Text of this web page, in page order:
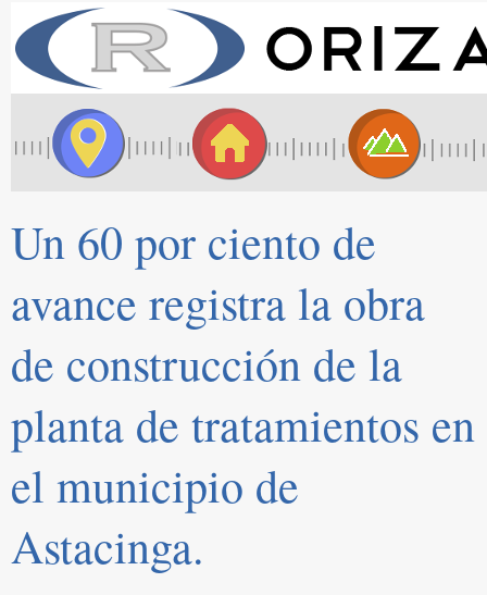
Un 60 por ciento de
avance registra la obra
de construcción de la
planta de tratamientos en
el municipio de
Astacinga.